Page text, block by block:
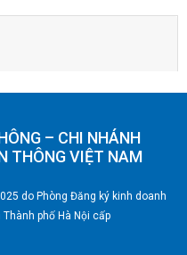
minh, tùy chỉnh giao
– CHI NHÁNH
THÔNG VIỆT NAM
do Phòng Đăng ký kinh doanh
phố Hà Nội cấp